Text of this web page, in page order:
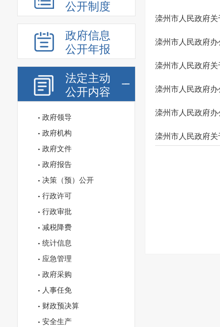
公开制度
政府信息
公开年报
法定主动
公开内容
政府领导
政府机构
政府文件
政府报告
决策（预）公开
行政许可
行政审批
减税降费
统计信息
应急管理
政府采购
人事任免
财政预决算
安全生产
滦州市人民政府
滦州市人民政府
滦州市人民政府
滦州市人民政府
滦州市人民政府
滦州市人民政府